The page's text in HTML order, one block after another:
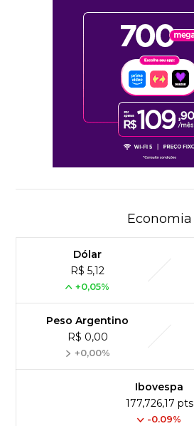
Economia
Dólar
R$ 5,12
+0,05%
Peso Argentino
R$ 0,00
+0,00%
Ibovespa
177,726,17 pts
-0.09%